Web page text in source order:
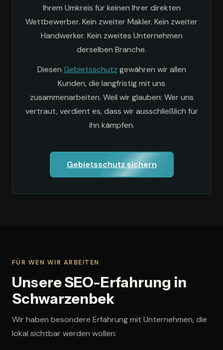
Ihrem Umkreis für keinen Ihrer direkten
Wettbewerber. Kein zweiter Makler. Kein zweiter
Handwerker. Kein zweites Unternehmen
derselben Branche.
Diesen Gebietsschutz gewähren wir allen
Kunden, die langfristig mit uns
zusammenarbeiten. Weil wir glauben: Wer uns
vertraut, verdient es, dass wir ausschließlich für
ihn kämpfen.
Gebietsschutz sichern
FÜR WEN WIR ARBEITEN
Unsere SEO-Erfahrung in
Schwarzenbek
Wir haben besondere Erfahrung mit Unternehmen, die
lokal sichtbar werden wollen: